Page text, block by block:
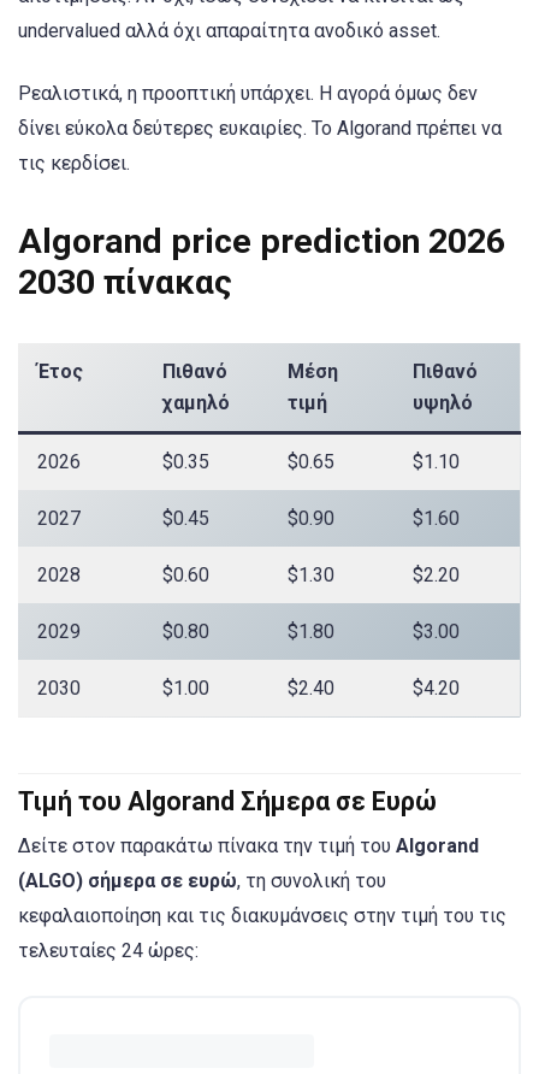
undervalued αλλά όχι απαραίτητα ανοδικό asset.
Ρεαλιστικά, η προοπτική υπάρχει. Η αγορά όμως δεν
δίνει εύκολα δεύτερες ευκαιρίες. Το Algorand πρέπει να
τις κερδίσει.
Algorand price prediction 2026
2030 πίνακας
Έτος
Πιθανό
χαμηλό
Μέση
τιμή
Πιθανό
υψηλό
2026 $0.35 $0.65 $1.10
2027 $0.45 $0.90 $1.60
2028 $0.60 $1.30 $2.20
2029 $0.80 $1.80 $3.00
2030 $1.00 $2.40 $4.20
Τιμή του Algorand Σήμερα σε Ευρώ
Δείτε στον παρακάτω πίνακα την τιμή του Algorand
(ALGO) σήμερα σε ευρώ, τη συνολική του
κεφαλαιοποίηση και τις διακυμάνσεις στην τιμή του τις
τελευταίες 24 ώρες: